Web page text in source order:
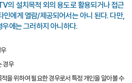
의 설치목적 외의 용도로 활용되거나 접근
인에게 열람/제공되어서는 아니 된다. 다만,
에는 그러하지 아니하다.
경우
을 위하여 필요한 경우로서 특정 개인을 알아볼 수